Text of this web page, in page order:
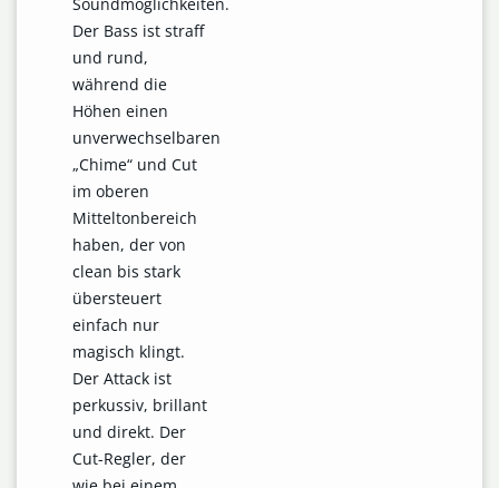
Soundmöglichkeiten.
Der Bass ist straff
und rund,
während die
Höhen einen
unverwechselbaren
„Chime“ und Cut
im oberen
Mitteltonbereich
haben, der von
clean bis stark
übersteuert
einfach nur
magisch klingt.
Der Attack ist
perkussiv, brillant
und direkt. Der
Cut-Regler, der